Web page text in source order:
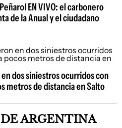
EN VIVO: el carbonero
de la Anual y el ciudadano
dos siniestros ocurridos con
metros de distancia en Salto
ARGENTINA